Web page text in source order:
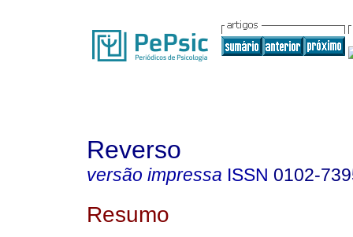
Reverso
versão impressa ISSN 0102-
Resumo